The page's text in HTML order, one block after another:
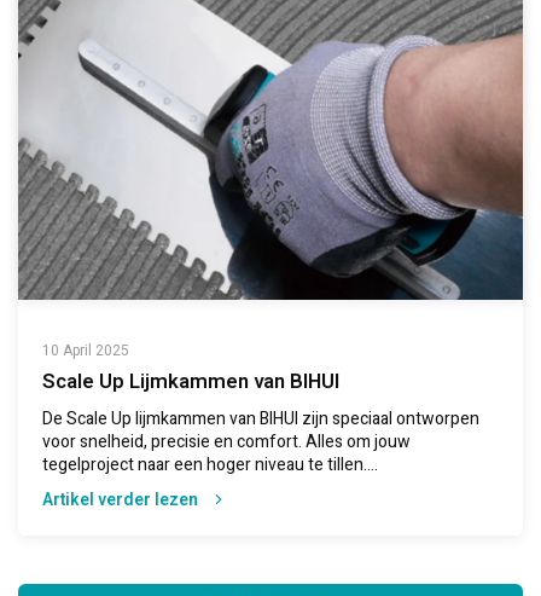
10 April 2025
Scale Up Lijmkammen van BIHUI
De Scale Up lijmkammen van BIHUI zijn speciaal ontworpen
voor snelheid, precisie en comfort. Alles om jouw
tegelproject naar een hoger niveau te tillen....
Artikel verder lezen